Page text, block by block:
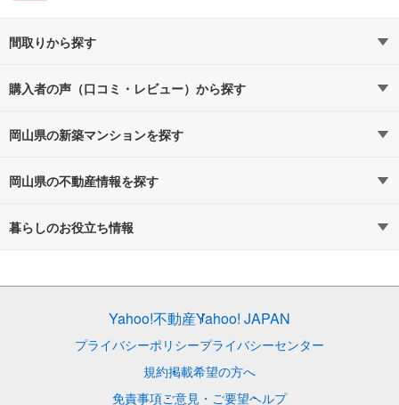
間取りから探す
1LDK（3） 2LDK（11）
3LDK（16）
購入者の声（口コミ・レビュー）から探す
政令指定都市
岡山市
岡山県の新築マンションを探す
路線・駅から探す
通勤時間から探す
テーマから探す
購入者の声から探す
岡山県の不動産情報を探す
不動産・住宅
中古一戸建て
土地
暮らしのお役立ち情報
Yahoo!不動産Yahoo! JAPAN
プライバシーポリシープライバシーセンター
規約掲載希望の方へ
免責事項ご意見・ご要望ヘルプ